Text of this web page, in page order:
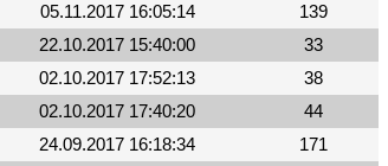
05.11.2017 16:05:14
139
22.10.2017 15:40:00
33
02.10.2017 17:52:13
38
02.10.2017 17:40:20
44
24.09.2017 16:18:34
171